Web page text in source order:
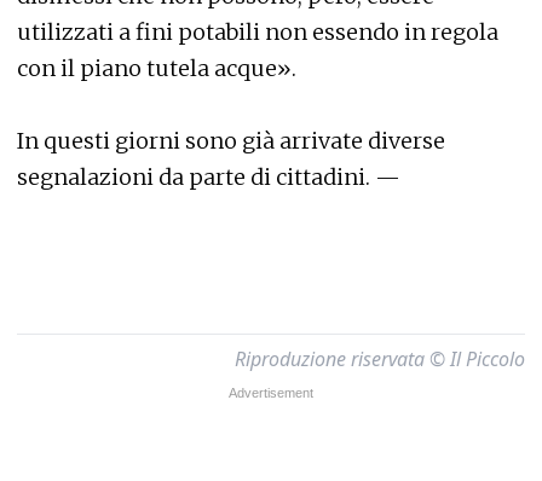
utilizzati a fini potabili non essendo in regola
con il piano tutela acque».
In questi giorni sono già arrivate diverse
segnalazioni da parte di cittadini. —
Riproduzione riservata © Il Piccolo